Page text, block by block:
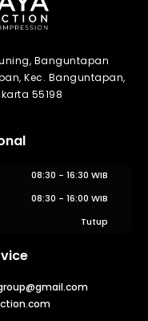
Banguntapan
Kec. Banguntapan,
55198
08:30 - 16:30 WIB
08:30 - 16:00 WIB
Tutup